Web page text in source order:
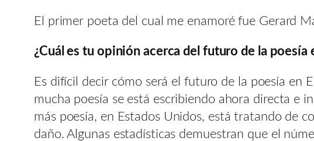
El primer poeta del cual me enamoré fue Gerard
¿Cuál es tu opinión acerca del futuro de la poesía
Es difícil decir cómo será el futuro de la poesía en
mucha poesía se está escribiendo ahora directa e
más poesía, en Estados Unidos, está tratando de
daño. Algunas estadísticas demuestran que el